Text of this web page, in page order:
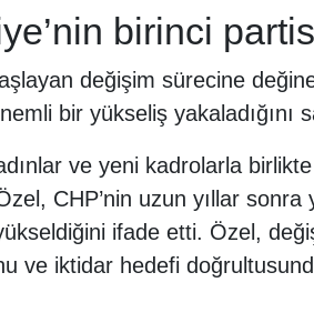
birinci
değişim sürecine
bir yükseliş yakaladığını
ve yeni kadrolarla
CHP’nin uzun yıllar
ifade etti. Özel,
ve iktidar hedefi